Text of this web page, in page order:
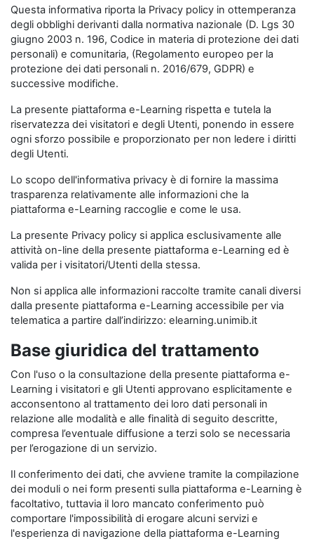
Questa informativa riporta la Privacy policy in ottemperanza
degli obblighi derivanti dalla normativa nazionale (D. Lgs 30
giugno 2003 n. 196, Codice in materia di protezione dei dati
personali) e comunitaria, (Regolamento europeo per la
protezione dei dati personali n. 2016/679, GDPR) e
successive modifiche.
La presente piattaforma e-Learning rispetta e tutela la
riservatezza dei visitatori e degli Utenti, ponendo in essere
ogni sforzo possibile e proporzionato per non ledere i diritti
degli Utenti.
Lo scopo dell'informativa privacy è di fornire la massima
trasparenza relativamente alle informazioni che la
piattaforma e-Learning raccoglie e come le usa.
La presente Privacy policy si applica esclusivamente alle
attività on-line della presente piattaforma e-Learning ed è
valida per i visitatori/Utenti della stessa.
Non si applica alle informazioni raccolte tramite canali diversi
dalla presente piattaforma e-Learning accessibile per via
telematica a partire dall’indirizzo: elearning.unimib.it
Base giuridica del trattamento
Con l'uso o la consultazione della presente piattaforma e-
Learning i visitatori e gli Utenti approvano esplicitamente e
acconsentono al trattamento dei loro dati personali in
relazione alle modalità e alle finalità di seguito descritte,
compresa l’eventuale diffusione a terzi solo se necessaria
per l’erogazione di un servizio.
Il conferimento dei dati, che avviene tramite la compilazione
dei moduli o nei form presenti sulla piattaforma e-Learning è
facoltativo, tuttavia il loro mancato conferimento può
comportare l'impossibilità di erogare alcuni servizi e
l'esperienza di navigazione della piattaforma e-Learning